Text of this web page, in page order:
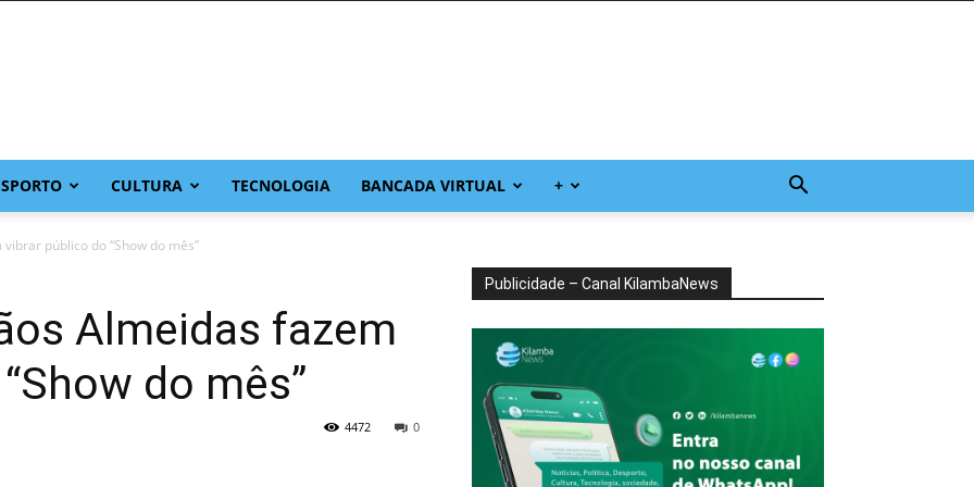
CULTURA TECNOLOGIA BANCADA VIRTUAL +
público do “Show do mês”
Almeidas fazem
do mês”
0
4472
Publicidade – Canal KilambaNews